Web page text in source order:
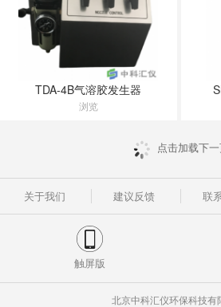
TDA-4B气溶胶发生器
浏览
点击加载下
关于我们 建议反馈 联
触屏版
北京中科汇仪环保科技有